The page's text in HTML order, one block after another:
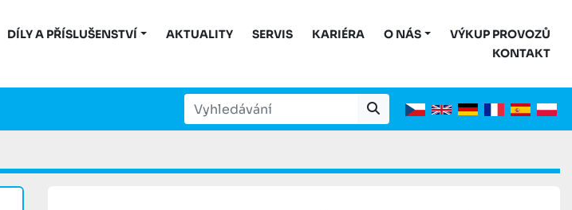
DÍLY A PŘÍSLUŠENSTVÍ AKTUALITY SERVIS KARIÉRA O NÁS
VÝKUP PROVOZŮ
KONTAKT